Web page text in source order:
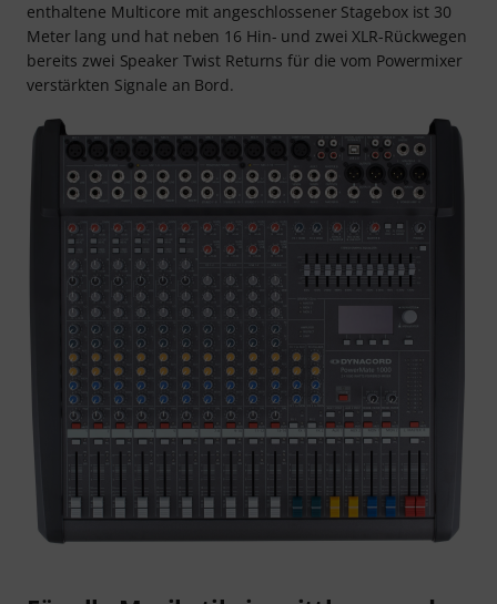
enthaltene Multicore mit angeschlossener Stagebox ist 30
Meter lang und hat neben 16 Hin- und zwei XLR-Rückwegen
bereits zwei Speaker Twist Returns für die vom Powermixer
verstärkten Signale an Bord.